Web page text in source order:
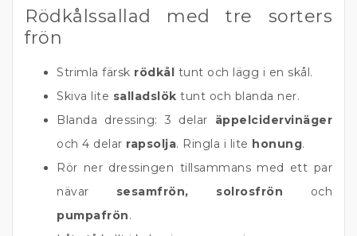
Rödkålssallad med tre sorters
frön
Strimla färsk rödkål tunt och lägg i en skål.
Skiva lite salladslök tunt och blanda ner.
Blanda dressing: 3 delar äppelcidervinäger
och 4 delar rapsolja. Ringla i lite honung.
Rör ner dressingen tillsammans med ett par
nävar sesamfrön, solrosfrön och
pumpafrön.